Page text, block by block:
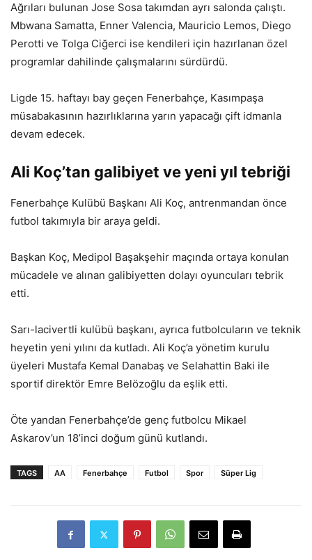
Ağrıları bulunan Jose Sosa takımdan ayrı salonda çalıştı.
Mbwana Samatta, Enner Valencia, Mauricio Lemos, Diego
Perotti ve Tolga Ciğerci ise kendileri için hazırlanan özel
programlar dahilinde çalışmalarını sürdürdü.
Ligde 15. haftayı bay geçen Fenerbahçe, Kasımpaşa
müsabakasının hazırlıklarına yarın yapacağı çift idmanla
devam edecek.
Ali Koç’tan galibiyet ve yeni yıl tebriği
Fenerbahçe Kulübü Başkanı Ali Koç, antrenmandan önce
futbol takımıyla bir araya geldi.
Başkan Koç, Medipol Başakşehir maçında ortaya konulan
mücadele ve alınan galibiyetten dolayı oyuncuları tebrik
etti.
Sarı-lacivertli kulübü başkanı, ayrıca futbolcuların ve teknik
heyetin yeni yılını da kutladı. Ali Koç’a yönetim kurulu
üyeleri Mustafa Kemal Danabaş ve Selahattin Baki ile
sportif direktör Emre Belözoğlu da eşlik etti.
Öte yandan Fenerbahçe’de genç futbolcu Mikael
Askarov’un 18’inci doğum günü kutlandı.
TAGS AA Fenerbahçe Futbol Spor Süper Lig